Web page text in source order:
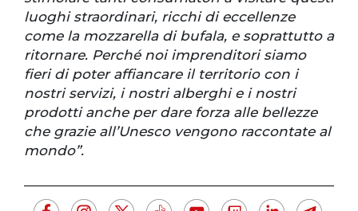
luoghi straordinari, ricchi di eccellenze
come la mozzarella di bufala, e soprattutto a
ritornare. Perché noi imprenditori siamo
fieri di poter affiancare il territorio con i
nostri servizi, i nostri alberghi e i nostri
prodotti anche per dare forza alle bellezze
che grazie all’Unesco vengono raccontate al
mondo”.